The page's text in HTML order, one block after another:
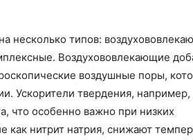
несколько типов:
Воздухововлекающие
воздушные поры,
Ускорители твердения,
что особенно важно при низких
как нитрит натрия, снижают